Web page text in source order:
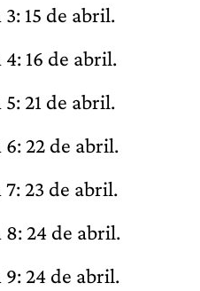
15 de abril.
16 de abril.
21 de abril.
22 de abril.
23 de abril.
24 de abril.
24 de abril.